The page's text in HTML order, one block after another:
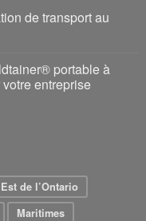
de transport au
portable à
entreprise
Est de l’Ontario
Maritimes